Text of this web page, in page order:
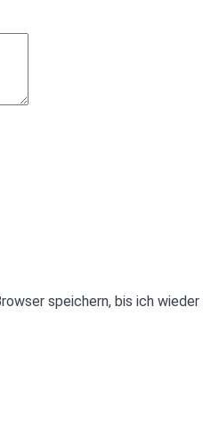
speichern, bis ich